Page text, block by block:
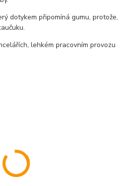
dotykem připomíná gumu, protože,
lehkém pracovním provozu